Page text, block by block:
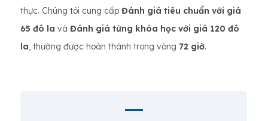
thực. Chúng tôi cung cấp Đánh giá tiêu chuẩn với giá
65 đô la và Đánh giá từng khóa học với giá 120 đô
la, thường được hoàn thành trong vòng 72 giờ.